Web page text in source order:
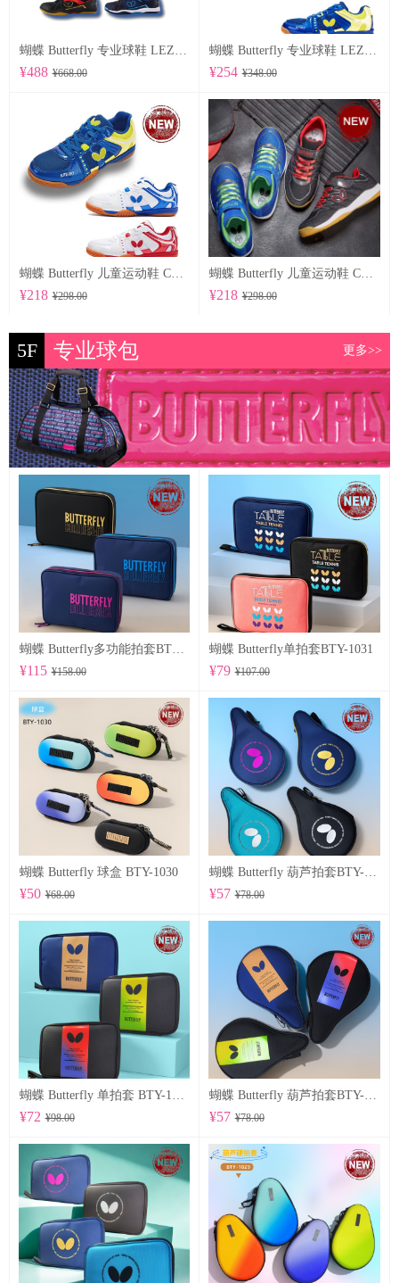
蝴蝶 Butterfly 专业球鞋 LEZOLINE-12
¥488 ¥668.00
蝴蝶 Butterfly 专业球鞋 LEZOLINE-10
¥254 ¥348.00
蝴蝶 Butterfly 儿童运动鞋 CHD-6
¥218 ¥298.00
蝴蝶 Butterfly 儿童运动鞋 CHD-5
¥218 ¥298.00
5F 专业球包 更多>>
蝴蝶 Butterfly多功能拍套BTY-1032
¥115 ¥158.00
蝴蝶 Butterfly单拍套BTY-1031
¥79 ¥107.00
蝴蝶 Butterfly 球盒 BTY-1030
¥50 ¥68.00
蝴蝶 Butterfly 葫芦拍套BTY-1028
¥57 ¥78.00
¥72 ¥98.00
蝴蝶 Butterfly 葫芦拍套BTY-1026
¥57 ¥78.00